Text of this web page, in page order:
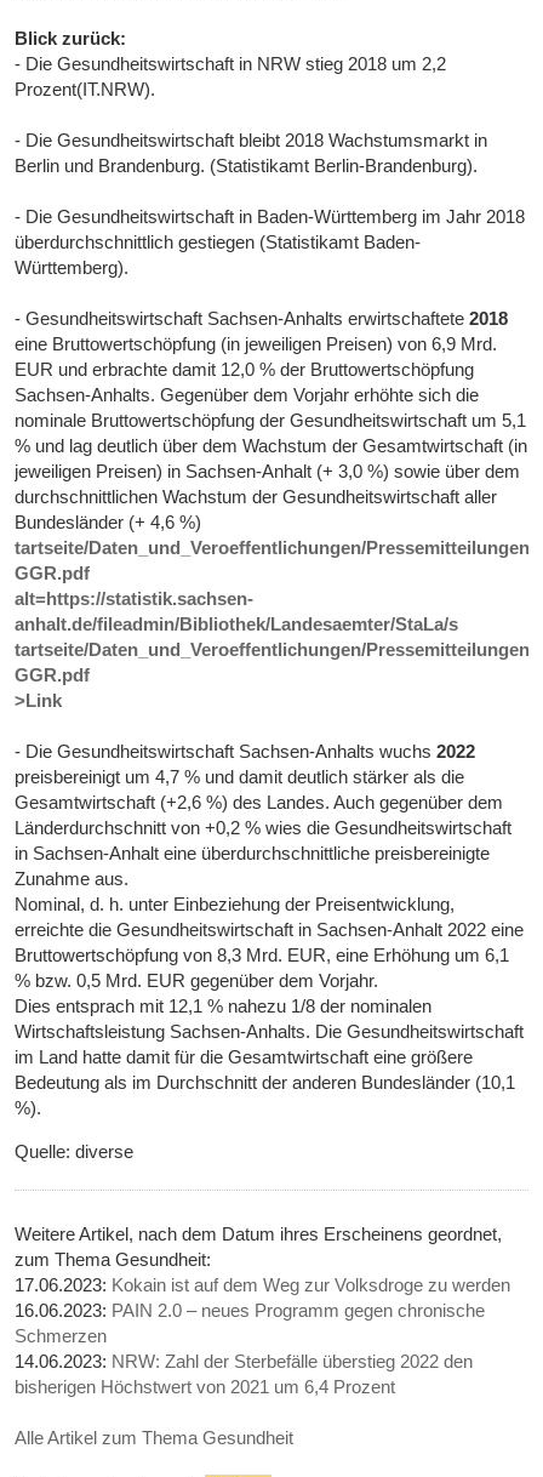
Blick zurück:
- Die Gesundheitswirtschaft in NRW stieg 2018 um 2,2
Prozent(IT.NRW).
- Die Gesundheitswirtschaft bleibt 2018 Wachstumsmarkt in
Berlin und Brandenburg. (Statistikamt Berlin-Brandenburg).
- Die Gesundheitswirtschaft in Baden-Württemberg im Jahr 2018
überdurchschnittlich gestiegen (Statistikamt Baden-
Württemberg).
- Gesundheitswirtschaft Sachsen-Anhalts erwirtschaftete2018
eine Bruttowertschöpfung (in jeweiligen Preisen) von 6,9 Mrd.
EUR und erbrachte damit 12,0 % der Bruttowertschöpfung
Sachsen-Anhalts. Gegenüber dem Vorjahr erhöhte sich die
nominale Bruttowertschöpfung der Gesundheitswirtschaft um 5,1
% und lag deutlich über dem Wachstum der Gesamtwirtschaft (in
jeweiligen Preisen) in Sachsen-Anhalt (+ 3,0 %) sowie über dem
durchschnittlichen Wachstum der Gesundheitswirtschaft aller
Bundesländer (+ 4,6 %)
tartseite/Daten_und_Veroeffentlichungen/Pressemitteilungen/
GGR.pdf
alt=https://statistik.sachsen-
anhalt.de/fileadmin/Bibliothek/Landesaemter/StaLa/s
tartseite/Daten_und_Veroeffentlichungen/Pressemitteilungen/
GGR.pdf
>Link
- Die Gesundheitswirtschaft Sachsen-Anhalts wuchs2022
preisbereinigt um 4,7 % und damit deutlich stärker als die
Gesamtwirtschaft (+2,6 %) des Landes. Auch gegenüber dem
Länderdurchschnitt von +0,2 % wies die Gesundheitswirtschaft
in Sachsen-Anhalt eine überdurchschnittliche preisbereinigte
Zunahme aus.
Nominal, d. h. unter Einbeziehung der Preisentwicklung,
erreichte die Gesundheitswirtschaft in Sachsen-Anhalt 2022 eine
Bruttowertschöpfung von 8,3 Mrd. EUR, eine Erhöhung um 6,1
% bzw. 0,5 Mrd. EUR gegenüber dem Vorjahr.
Dies entsprach mit 12,1 % nahezu 1/8 der nominalen
Wirtschaftsleistung Sachsen-Anhalts. Die Gesundheitswirtschaft
im Land hatte damit für die Gesamtwirtschaft eine größere
Bedeutung als im Durchschnitt der anderen Bundesländer (10,1
%).
Quelle: diverse
Weitere Artikel, nach dem Datum ihres Erscheinens geordnet,
zum Thema Gesundheit:
17.06.2023: Kokain ist auf dem Weg zur Volksdroge zu werden
16.06.2023: PAIN 2.0 – neues Programm gegen chronische
Schmerzen
14.06.2023: NRW: Zahl der Sterbefälle überstieg 2022 den
bisherigen Höchstwert von 2021 um 6,4 Prozent
Alle Artikel zum Thema Gesundheit